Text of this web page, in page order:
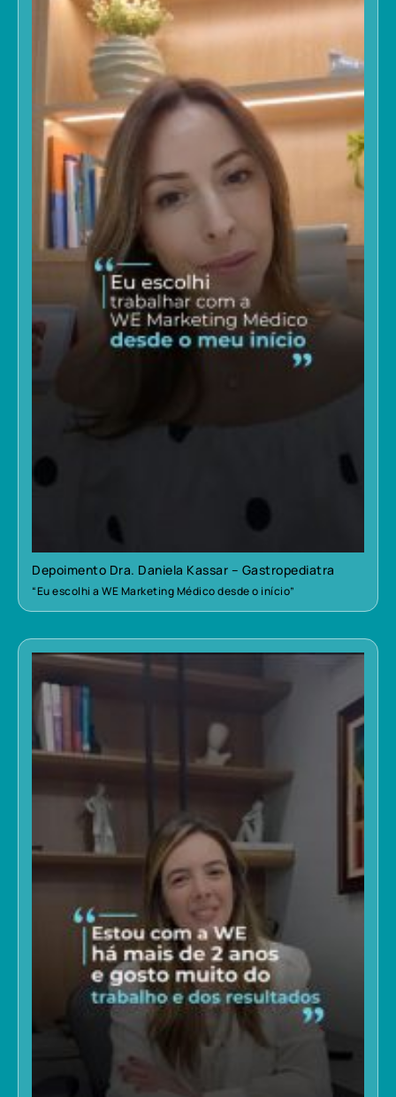
Depoimento Dra. Daniela Kassar – Gastropediatra
“Eu escolhi a WE Marketing Médico desde o início”